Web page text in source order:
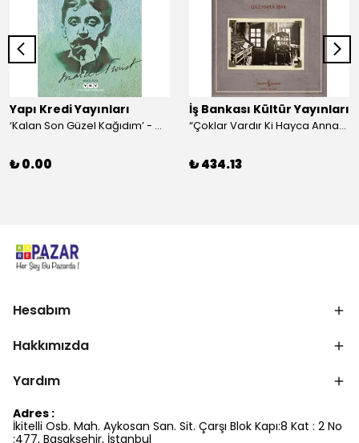
Yapı Kredi Yayınları
‘Kalan Son Güzel Kağıdım’ - Marcel Proust
₺ 0.00
İş Bankası Kültür Yayınları
“Çoklar Vardır Ki Hayca Annamazlar!” - Gazanfer İbar
₺ 434.13
Hesabım
Hakkımızda
Yardım
Adres :
İkitelli Osb. Mah. Aykosan San. Sit. Çarşı Blok Kapı:8 Kat : 2 No
:477, Başakşehir, İstanbul